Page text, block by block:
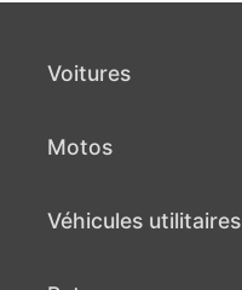
Voitures
Motos
Véhicules utilitaires